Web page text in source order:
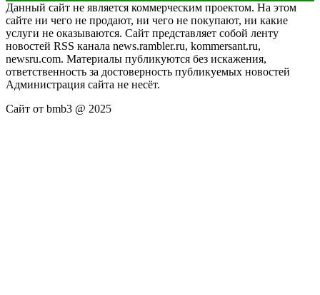
Данный сайт не является коммерческим проектом. На этом
сайте ни чего не продают, ни чего не покупают, ни какие
услуги не оказываются. Сайт представляет собой ленту
новостей RSS канала news.rambler.ru, kommersant.ru,
newsru.com. Материалы публикуются без искажения,
ответственность за достоверность публикуемых новостей
Администрация сайта не несёт.
Сайт от bmb3 @ 2025